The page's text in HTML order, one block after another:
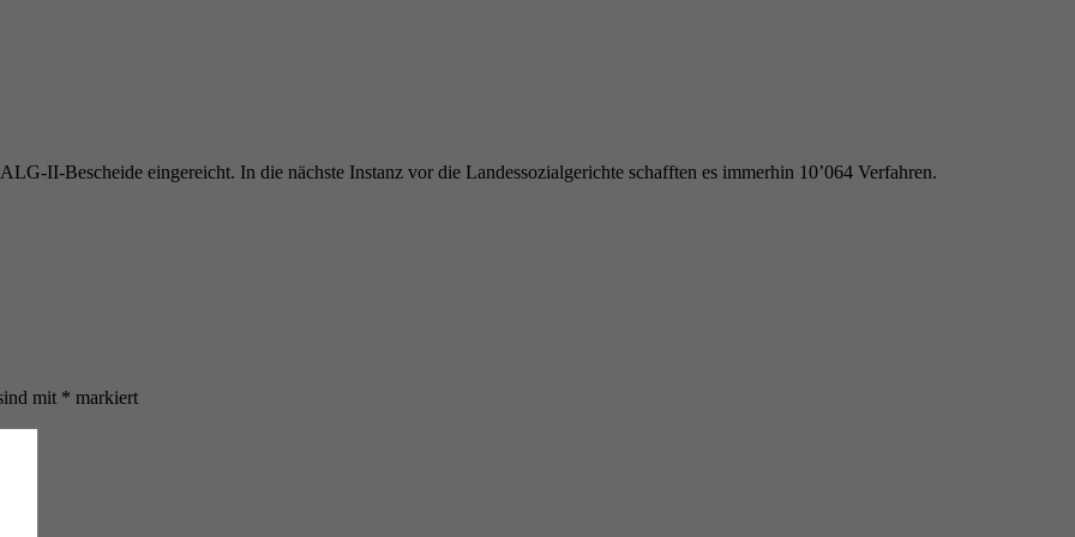
II-Bescheide eingereicht. In die nächste Instanz vor die Landessozialgerichte schafften es immerhin 10’064 Verfahren.
mit * markiert